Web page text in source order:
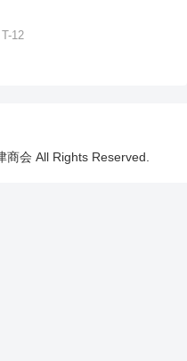
T-12
会 All Rights Reserved.